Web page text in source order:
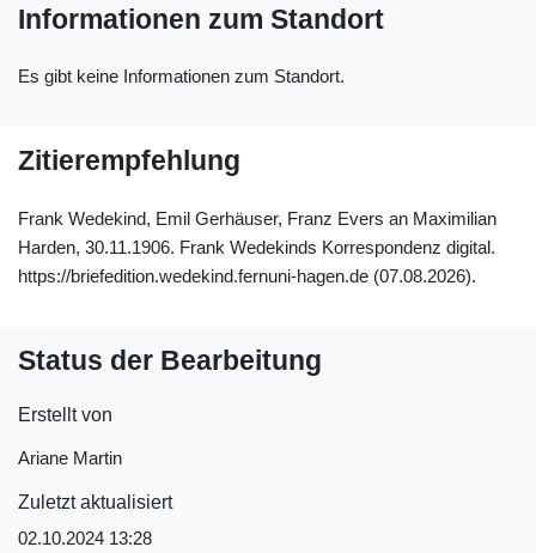
Informationen zum Standort
Es gibt keine Informationen zum Standort.
Zitierempfehlung
Frank Wedekind, Emil Gerhäuser, Franz Evers an Maximilian
Harden, 30.11.1906. Frank Wedekinds Korrespondenz digital.
https://briefedition.wedekind.fernuni-hagen.de (07.08.2026).
Status der Bearbeitung
Erstellt von
Ariane Martin
Zuletzt aktualisiert
02.10.2024 13:28